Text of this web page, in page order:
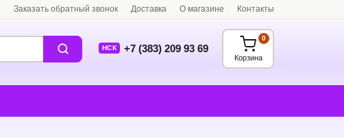
Заказать обратный звонок Доставка О магазине Контакты
НСК +7 (383) 209 93 69
Корзина
0